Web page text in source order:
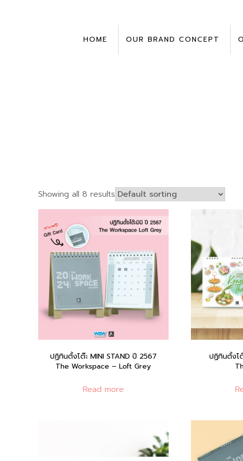
HOME OUR BRAND CONCEPT
Showing all 8 results
ปฏิทินตั้งโต๊ะ MINI STAND ปี 2567
The Workspace – Loft Grey
Read more
ปฏิทินตั้งโ